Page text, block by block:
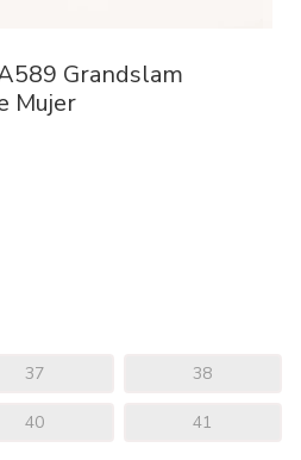
Grandslam
Mujer
37 38
40 41